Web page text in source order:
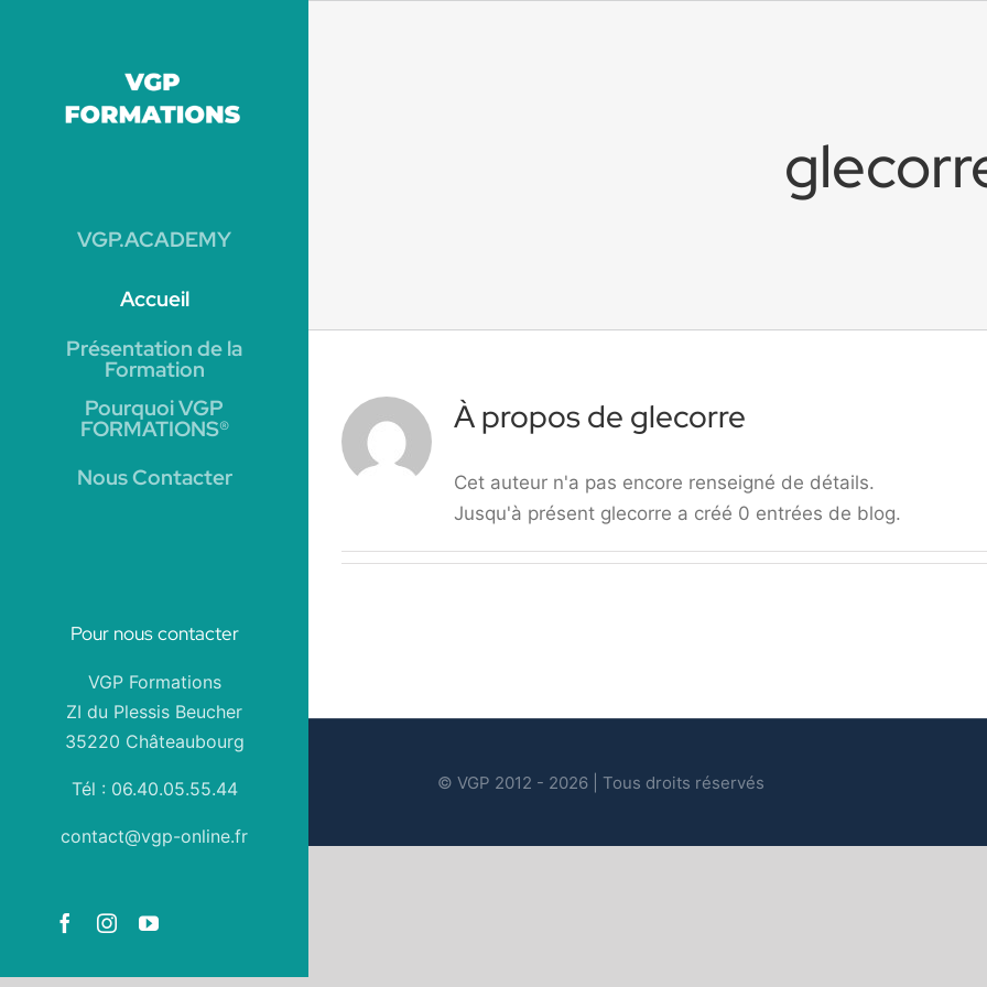
VGP.ACADEMY
Accueil
Présentation de la
Formation
Pourquoi VGP
FORMATIONS®
Nous Contacter
Pour nous contacter
VGP Formations
ZI du Plessis Beucher
35220 Châteaubourg
Tél : 06.40.05.55.44
contact@vgp-online.fr
FacebookInstagramYouTube
À propos de glecorre
Cet auteur n'a pas encore renseigné de détails.
Jusqu'à présent glecorre a créé 0 entrées de blog.
© VGP 2012 - 2026 | Tous droits réservés